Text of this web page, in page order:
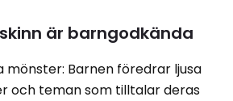
är barngodkända
mönster: Barnen föredrar ljusa
och teman som tilltalar deras